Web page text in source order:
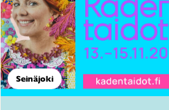
Seinäjoki